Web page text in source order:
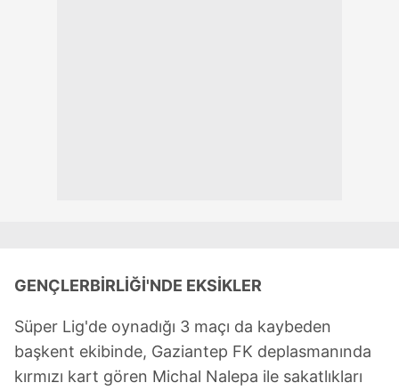
GENÇLERBİRLİĞİ'NDE EKSİKLER
Süper Lig'de oynadığı 3 maçı da kaybeden
başkent ekibinde, Gaziantep FK deplasmanında
kırmızı kart gören Michal Nalepa ile sakatlıkları